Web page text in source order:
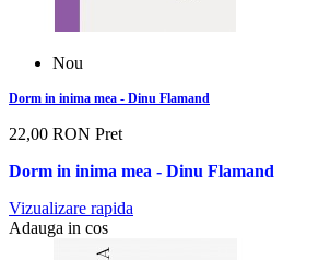
Nou
Dorm in inima mea - Dinu Flamand
22,00 RON Pret
Dorm in inima mea - Dinu Flamand
Vizualizare rapida
Adauga in cos